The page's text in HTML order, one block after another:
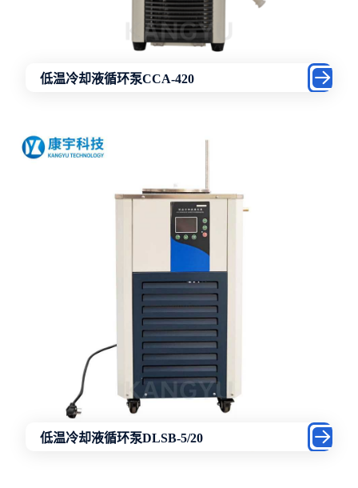
低温冷却液循环泵CCA-420
低温冷却液循环泵DLSB-5/20